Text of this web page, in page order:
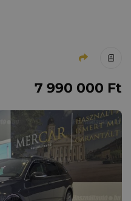
7‏‏‎ ‎990‏‏‎ ‎000 Ft